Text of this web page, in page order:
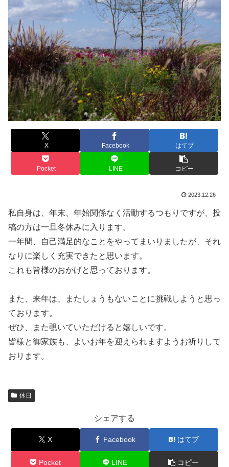
X Facebook はてブ
Pocket LINE コピー
2023.12.26
私自身は、年末、年始関係なく活動するつもりですが、投
稿の方は一旦冬休みに入ります。
一年間、自己満足的なことをやってまいりましたが、それ
なりに楽しく充実できたと思います。
これも皆様のおかげと思っております。
また、来年は、またしょうもないことに挑戦しようと思っ
ております。
ぜひ、また覗いていただけると嬉しいです。
皆様と御家族も、よいお年を迎えられますようお祈りして
おります。
休日
シェアする
X Facebook はてブ
Pocket LINE コピー